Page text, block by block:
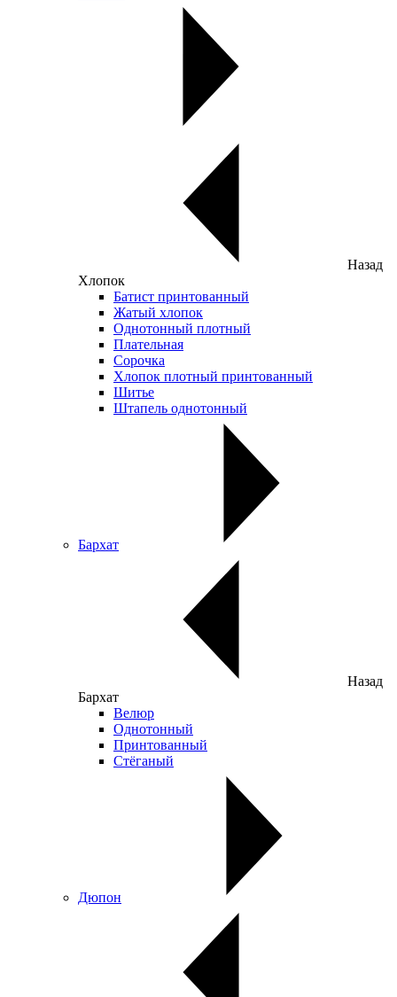
Назад
Хлопок
Батист принтованный
Жатый хлопок
Однотонный плотный
Плательная
Сорочка
Хлопок плотный принтованный
Шитье
Штапель однотонный
Бархат
Назад
Бархат
Велюр
Однотонный
Принтованный
Стёганый
Дюпон